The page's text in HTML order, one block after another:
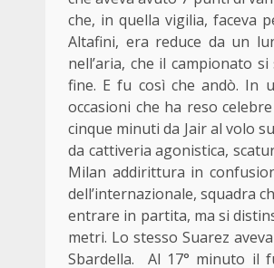
che, in quella vigilia, faceva
Altafini, era reduce da un
nell’aria, che il campionato
fine. E fu così che andò. In
occasioni che ha reso
cinque minuti da Jair al volo
da cattiveria agonistica,
Milan addirittura in
dell’internazionale, squadra
entrare in partita, ma si
metri. Lo stesso Suarez
Sbardella. Al 17° minuto il